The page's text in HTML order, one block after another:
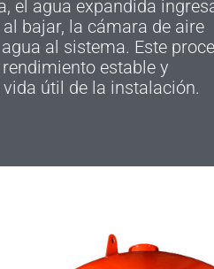
el agua expandida
al bajar, la cámara de aire
al sistema. Este
estable y
útil de la instalación.